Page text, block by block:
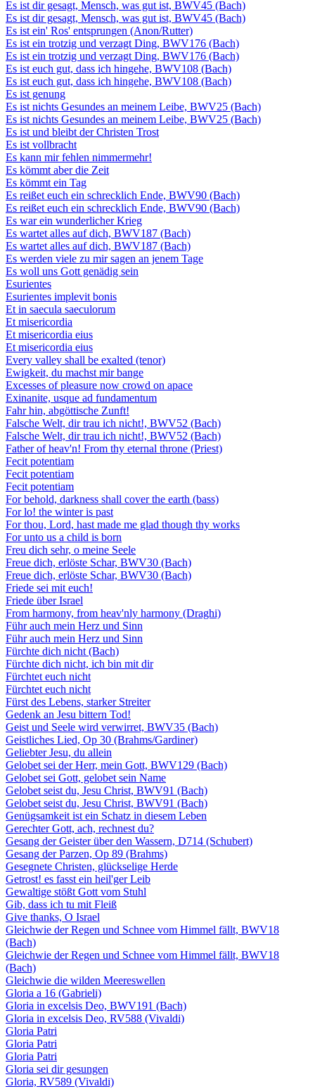
Es ist dir gesagt, Mensch, was gut ist, BWV45 (Bach)
Es ist dir gesagt, Mensch, was gut ist, BWV45 (Bach)
Es ist ein' Ros' entsprungen (Anon/Rutter)
Es ist ein trotzig und verzagt Ding, BWV176 (Bach)
Es ist ein trotzig und verzagt Ding, BWV176 (Bach)
Es ist euch gut, dass ich hingehe, BWV108 (Bach)
Es ist euch gut, dass ich hingehe, BWV108 (Bach)
Es ist genung
Es ist nichts Gesundes an meinem Leibe, BWV25 (Bach)
Es ist nichts Gesundes an meinem Leibe, BWV25 (Bach)
Es ist und bleibt der Christen Trost
Es ist vollbracht
Es kann mir fehlen nimmermehr!
Es kömmt aber die Zeit
Es kömmt ein Tag
Es reißet euch ein schrecklich Ende, BWV90 (Bach)
Es reißet euch ein schrecklich Ende, BWV90 (Bach)
Es war ein wunderlicher Krieg
Es wartet alles auf dich, BWV187 (Bach)
Es wartet alles auf dich, BWV187 (Bach)
Es werden viele zu mir sagen an jenem Tage
Es woll uns Gott genädig sein
Esurientes
Esurientes implevit bonis
Et in saecula saeculorum
Et misericordia
Et misericordia eius
Et misericordia eius
Every valley shall be exalted (tenor)
Ewigkeit, du machst mir bange
Excesses of pleasure now crowd on apace
Exinanite, usque ad fundamentum
Fahr hin, abgöttische Zunft!
Falsche Welt, dir trau ich nicht!, BWV52 (Bach)
Falsche Welt, dir trau ich nicht!, BWV52 (Bach)
Father of heav'n! From thy eternal throne (Priest)
Fecit potentiam
Fecit potentiam
Fecit potentiam
For behold, darkness shall cover the earth (bass)
For lo! the winter is past
For thou, Lord, hast made me glad though thy works
For unto us a child is born
Freu dich sehr, o meine Seele
Freue dich, erlöste Schar, BWV30 (Bach)
Freue dich, erlöste Schar, BWV30 (Bach)
Friede sei mit euch!
Friede über Israel
From harmony, from heav'nly harmony (Draghi)
Führ auch mein Herz und Sinn
Führ auch mein Herz und Sinn
Fürchte dich nicht (Bach)
Fürchte dich nicht, ich bin mit dir
Fürchtet euch nicht
Fürchtet euch nicht
Fürst des Lebens, starker Streiter
Gedenk an Jesu bittern Tod!
Geist und Seele wird verwirret, BWV35 (Bach)
Geistliches Lied, Op 30 (Brahms/Gardiner)
Geliebter Jesu, du allein
Gelobet sei der Herr, mein Gott, BWV129 (Bach)
Gelobet sei Gott, gelobet sein Name
Gelobet seist du, Jesu Christ, BWV91 (Bach)
Gelobet seist du, Jesu Christ, BWV91 (Bach)
Genügsamkeit ist ein Schatz in diesem Leben
Gerechter Gott, ach, rechnest du?
Gesang der Geister über den Wassern, D714 (Schubert)
Gesang der Parzen, Op 89 (Brahms)
Gesegnete Christen, glückselige Herde
Getrost! es fasst ein heil'ger Leib
Gewaltige stößt Gott vom Stuhl
Gib, dass ich tu mit Fleiß
Give thanks, O Israel
Gleichwie der Regen und Schnee vom Himmel fällt, BWV18
(Bach)
Gleichwie der Regen und Schnee vom Himmel fällt, BWV18
(Bach)
Gleichwie die wilden Meereswellen
Gloria a 16 (Gabrieli)
Gloria in excelsis Deo, BWV191 (Bach)
Gloria in excelsis Deo, RV588 (Vivaldi)
Gloria Patri
Gloria Patri
Gloria Patri
Gloria sei dir gesungen
Gloria, RV589 (Vivaldi)